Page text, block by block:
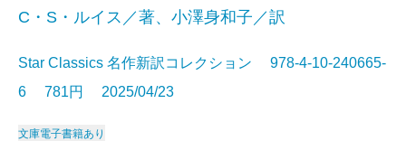
C・S・ルイス／著、小澤身和子／訳
Star Classics 名作新訳コレクション 978-4-10-240665-
6 781円 2025/04/23
文庫電子書籍あり